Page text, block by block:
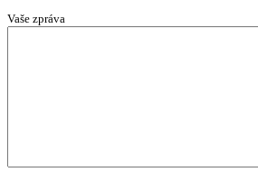
Vaše zpráva